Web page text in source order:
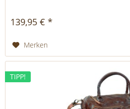
139,95 € *
Merken
TIPP!